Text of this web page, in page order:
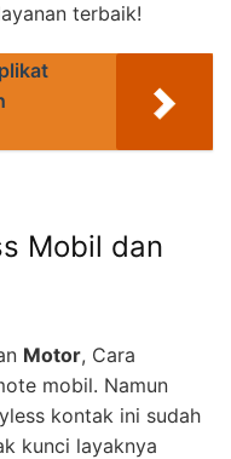
terbaik!
Mobil dan
Motor, Cara
mobil. Namun
kontak ini sudah
kunci layaknya